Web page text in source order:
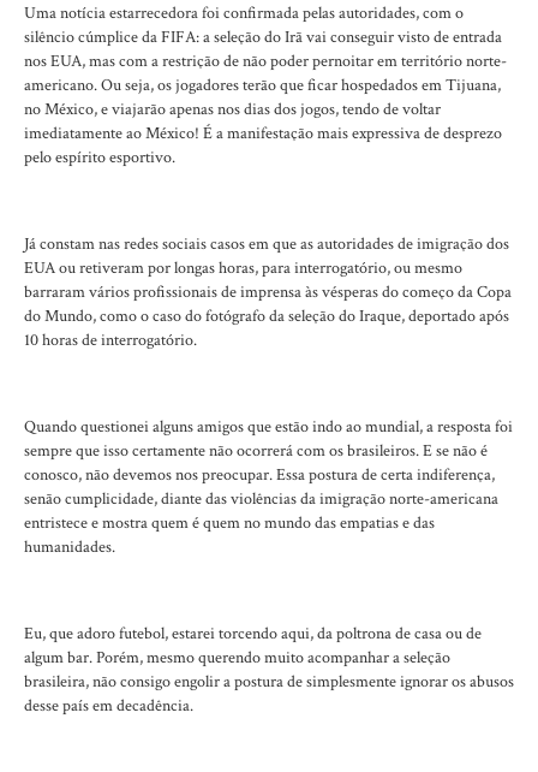
Uma notícia estarrecedora foi confirmada pelas autoridades, com o
silêncio cúmplice da FIFA: a seleção do Irã vai conseguir visto de entrada
nos EUA, mas com a restrição de não poder pernoitar em território norte-
americano. Ou seja, os jogadores terão que ficar hospedados em Tijuana,
no México, e viajarão apenas nos dias dos jogos, tendo de voltar
imediatamente ao México! É a manifestação mais expressiva de desprezo
pelo espírito esportivo.
Já constam nas redes sociais casos em que as autoridades de imigração dos
EUA ou retiveram por longas horas, para interrogatório, ou mesmo
barraram vários profissionais de imprensa às vésperas do começo da Copa
do Mundo, como o caso do fotógrafo da seleção do Iraque, deportado após
10 horas de interrogatório.
Quando questionei alguns amigos que estão indo ao mundial, a resposta foi
sempre que isso certamente não ocorrerá com os brasileiros. E se não é
conosco, não devemos nos preocupar. Essa postura de certa indiferença,
senão cumplicidade, diante das violências da imigração norte-americana
entristece e mostra quem é quem no mundo das empatias e das
humanidades.
Eu, que adoro futebol, estarei torcendo aqui, da poltrona de casa ou de
algum bar. Porém, mesmo querendo muito acompanhar a seleção
brasileira, não consigo engolir a postura de simplesmente ignorar os abusos
desse país em decadência.